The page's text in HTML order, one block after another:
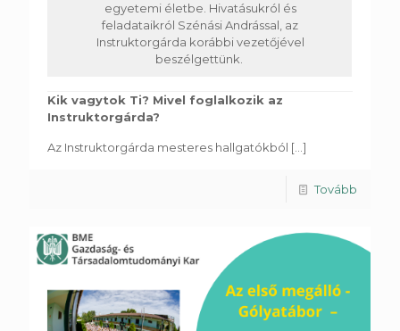
egyetemi életbe. Hivatásukról és
feladataikról Szénási Andrással, az
Instruktorgárda korábbi vezetőjével
beszélgettünk.
Kik vagytok Ti? Mivel foglalkozik az
Instruktorgárda?
Az Instruktorgárda mesteres hallgatókból [...]
Tovább